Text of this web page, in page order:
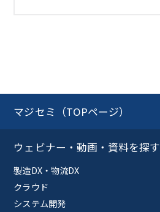
マジセミ（TOPページ）
ウェビナー・動画・資料を探す
製造DX・物流DX
クラウド
システム開発